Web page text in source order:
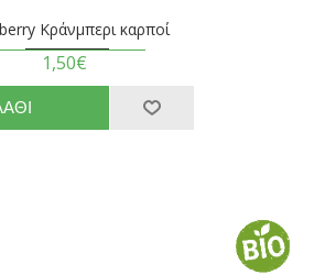
Κράνμπερι καρποί
1,50€